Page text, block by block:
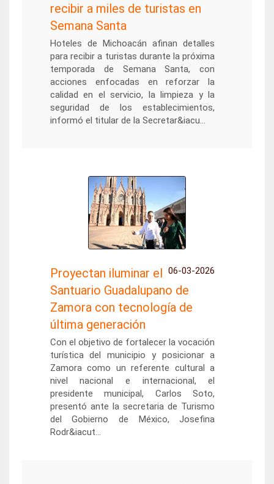
recibir a miles de turistas en
Semana Santa
Hoteles de Michoacán afinan detalles
para recibir a turistas durante la próxima
temporada de Semana Santa, con
acciones enfocadas en reforzar la
calidad en el servicio, la limpieza y la
seguridad de los establecimientos,
informó el titular de la Secretar&iacu...
06-03-2026
Proyectan iluminar el
Santuario Guadalupano de
Zamora con tecnología de
última generación
Con el objetivo de fortalecer la vocación
turística del municipio y posicionar a
Zamora como un referente cultural a
nivel nacional e internacional, el
presidente municipal, Carlos Soto,
presentó ante la secretaria de Turismo
del Gobierno de México, Josefina
Rodr&iacut...